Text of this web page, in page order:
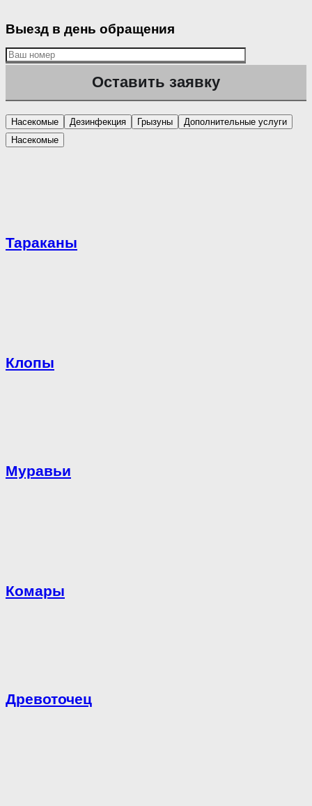
Выезд в день обращения
Насекомые Дезинфекция Грызуны
Дополнительные услуги
Насекомые
Тараканы
Клопы
Муравьи
Комары
Древоточец